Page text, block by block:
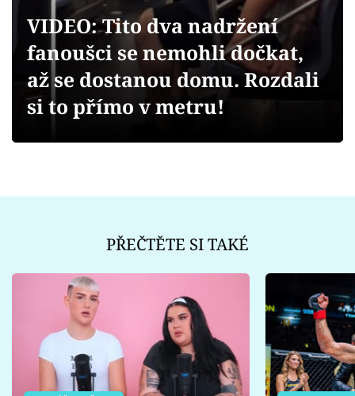
Videa
Sledujte prima+
VIDEO: Tito dva nadržení
fanoušci se nemohli dočkat,
až se dostanou domu. Rozdali
si to přímo v metru!
PŘEČTĚTE SI TAKÉ